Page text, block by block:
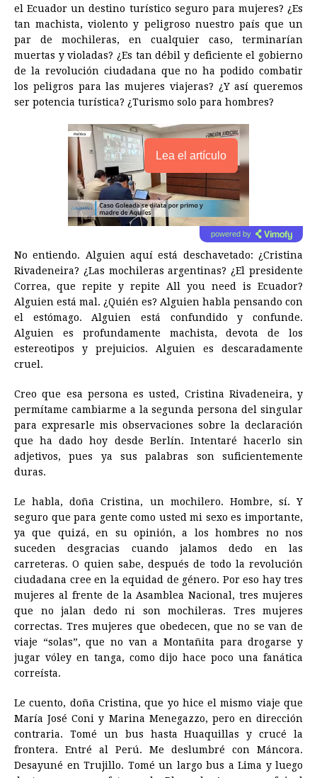
el Ecuador un destino turístico seguro para mujeres? ¿Es
tan machista, violento y peligroso nuestro país que un
par de mochileras, en cualquier caso, terminarían
muertas y violadas? ¿Es tan débil y deficiente el gobierno
de la revolución ciudadana que no ha podido combatir
los peligros para las mujeres viajeras? ¿Y así queremos
ser potencia turística? ¿Turismo solo para hombres?
Lea el artículo
powered by
No entiendo. Alguien aquí está deschavetado: ¿Cristina
Rivadeneira? ¿Las mochileras argentinas? ¿El presidente
Correa, que repite y repite All you need is Ecuador?
Alguien está mal. ¿Quién es? Alguien habla pensando con
el estómago. Alguien está confundido y confunde.
Alguien es profundamente machista, devota de los
estereotipos y prejuicios. Alguien es descaradamente
cruel.
Creo que esa persona es usted, Cristina Rivadeneira, y
permítame cambiarme a la segunda persona del singular
para expresarle mis observaciones sobre la declaración
que ha dado hoy desde Berlín. Intentaré hacerlo sin
adjetivos, pues ya sus palabras son suficientemente
duras.
Le habla, doña Cristina, un mochilero. Hombre, sí. Y
seguro que para gente como usted mi sexo es importante,
ya que quizá, en su opinión, a los hombres no nos
suceden desgracias cuando jalamos dedo en las
carreteras. O quien sabe, después de todo la revolución
ciudadana cree en la equidad de género. Por eso hay tres
mujeres al frente de la Asamblea Nacional, tres mujeres
que no jalan dedo ni son mochileras. Tres mujeres
correctas. Tres mujeres que obedecen, que no se van de
viaje “solas”, que no van a Montañita para drogarse y
jugar vóley en tanga, como dijo hace poco una fanática
correísta.
Le cuento, doña Cristina, que yo hice el mismo viaje que
María José Coni y Marina Menegazzo, pero en dirección
contraria. Tomé un bus hasta Huaquillas y crucé la
frontera. Entré al Perú. Me deslumbré con Máncora.
Desayuné en Trujillo. Tomé un largo bus a Lima y luego